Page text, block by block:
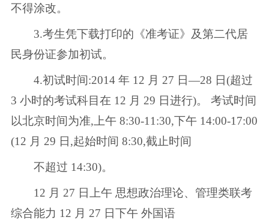
不得涂改。
3.考生凭下载打印的《准考证》及第二代居
民身份证参加初试。
4.初试时间:2014 年 12 月 27 日—28 日(超过
3 小时的考试科目在 12 月 29 日进行)。 考试时间
以北京时间为准,上午 8:30-11:30,下午 14:00-17:00
(12 月 29 日,起始时间 8:30,截止时间
不超过 14:30)。
12 月 27 日上午 思想政治理论、管理类联考
综合能力 12 月 27 日下午 外国语